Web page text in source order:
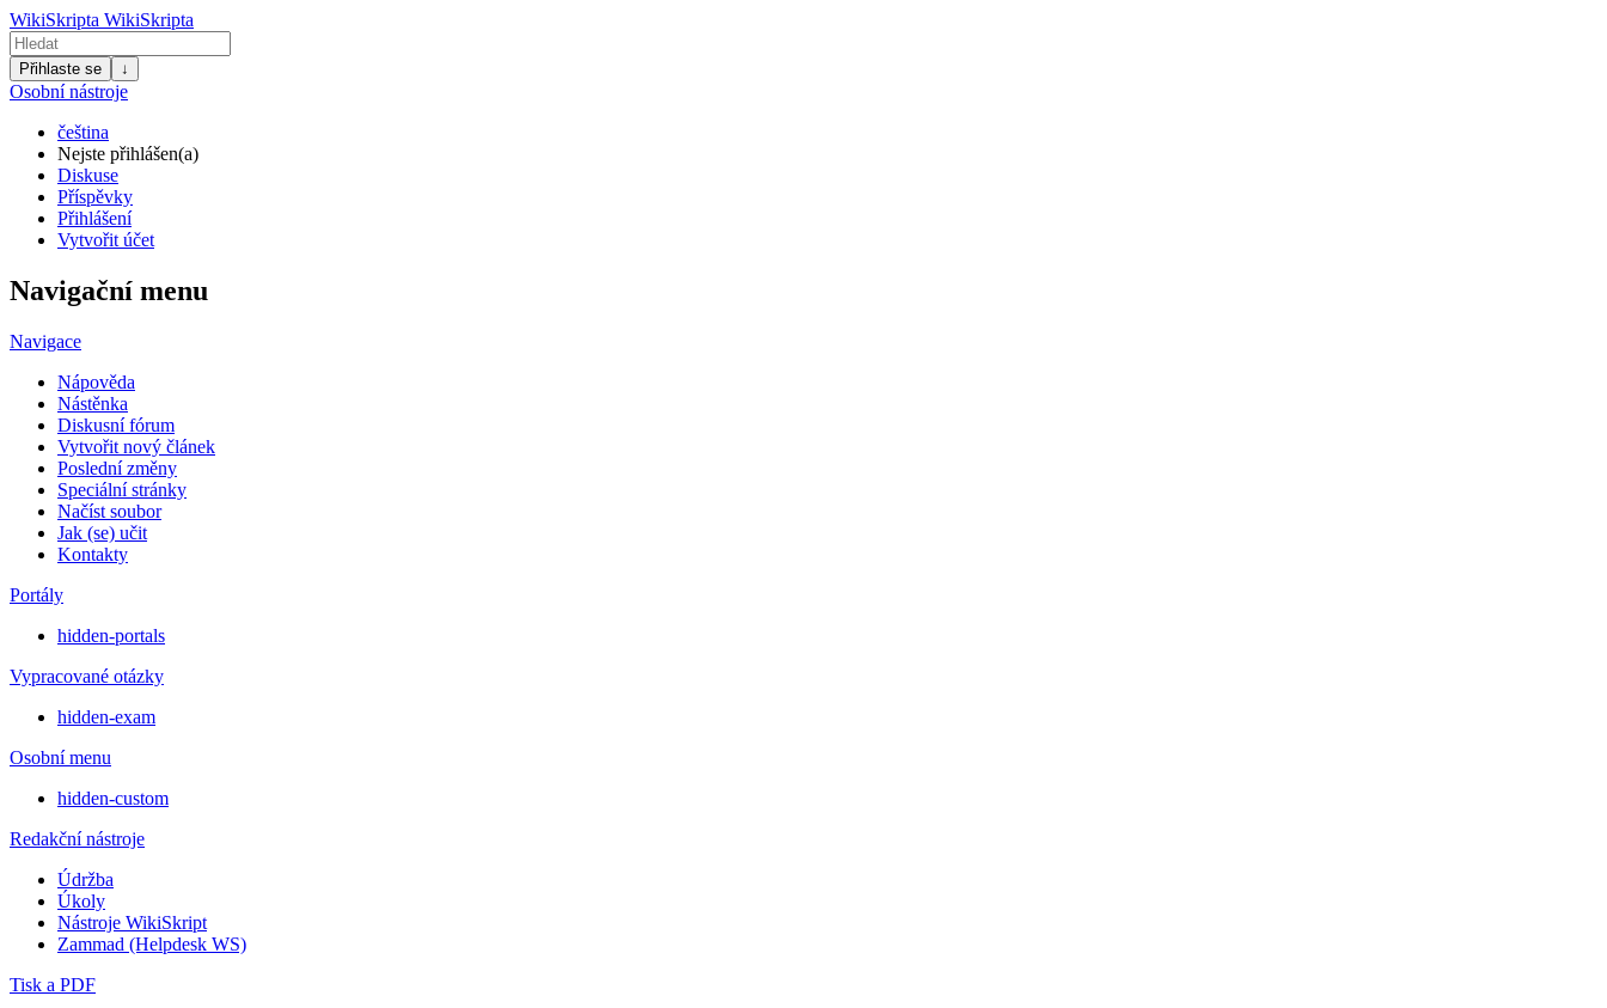
WikiSkripta WikiSkripta
Přihlaste se ↓
Osobní nástroje
čeština
Nejste přihlášen(a)
Diskuse
Příspěvky
Přihlášení
Vytvořit účet
Navigační menu
Navigace
Nápověda
Nástěnka
Diskusní fórum
Vytvořit nový článek
Poslední změny
Speciální stránky
Načíst soubor
Jak (se) učit
Kontakty
Portály
hidden-portals
Vypracované otázky
hidden-exam
Osobní menu
hidden-custom
Redakční nástroje
Údržba
Úkoly
Nástroje WikiSkript
Zammad (Helpdesk WS)
Tisk a PDF